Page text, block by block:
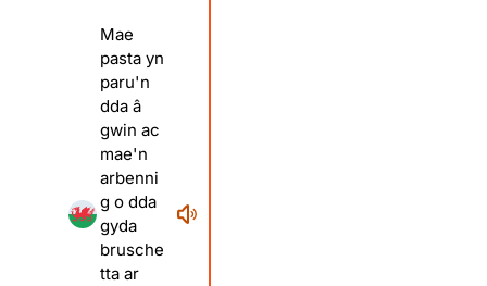
Mae
pasta yn
paru'n
dda â
gwin ac
mae'n
arbenni
g o dda
gyda
brusche
tta ar